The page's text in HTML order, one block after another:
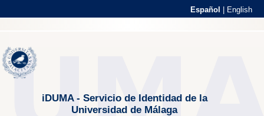
Español English
iDUMA - Servicio de Identidad de la
Universidad de Málaga